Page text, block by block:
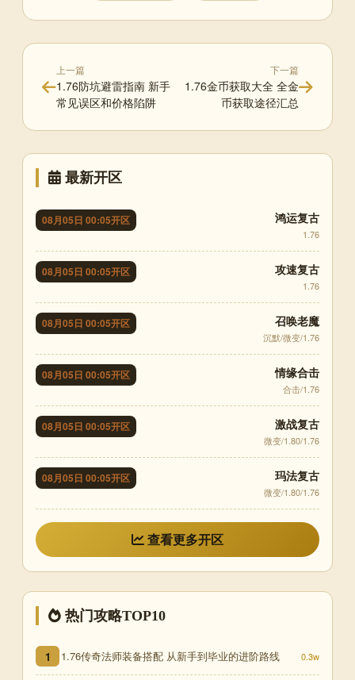
上一篇
1.76防坑避雷指南 新手
常见误区和价格陷阱
下一篇
1.76金币获取大全 全金
币获取途径汇总
最新开区
08月05日 00:05开区 鸿运复古
1.76
08月05日 00:05开区 攻速复古
1.76
08月05日 00:05开区 召唤老魔
沉默/微变/1.76
08月05日 00:05开区 情缘合击
合击/1.76
08月05日 00:05开区 激战复古
微变/1.80/1.76
08月05日 00:05开区 玛法复古
微变/1.80/1.76
查看更多开区
热门攻略TOP10
1 1.76传奇法师装备搭配 从新手到毕业的进阶路线 0.3w